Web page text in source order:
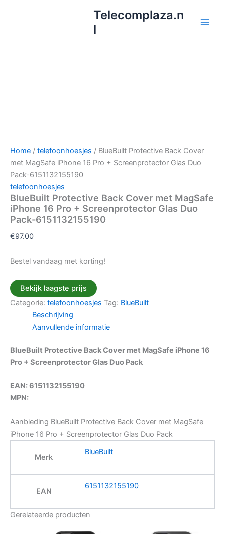
inhoud
Telecomplaza.n
l
Home / telefoonhoesjes / BlueBuilt Protective Back Cover
met MagSafe iPhone 16 Pro + Screenprotector Glas Duo
Pack-6151132155190
telefoonhoesjes
BlueBuilt Protective Back Cover met MagSafe
iPhone 16 Pro + Screenprotector Glas Duo
Pack-6151132155190
€97.00
Bestel vandaag met korting!
Bekijk laagste prijs
Categorie: telefoonhoesjes Tag: BlueBuilt
Beschrijving
Aanvullende informatie
BlueBuilt Protective Back Cover met MagSafe iPhone 16
Pro + Screenprotector Glas Duo Pack
EAN: 6151132155190
MPN:
Aanbieding BlueBuilt Protective Back Cover met MagSafe
iPhone 16 Pro + Screenprotector Glas Duo Pack
Merk
BlueBuilt
EAN
6151132155190
Gerelateerde producten